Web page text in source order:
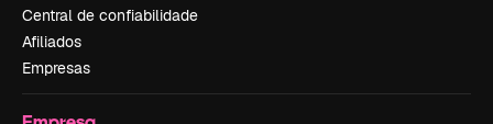
Central de confiabilidade
Afiliados
Empresas